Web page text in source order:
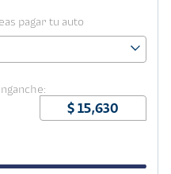
pagar tu auto